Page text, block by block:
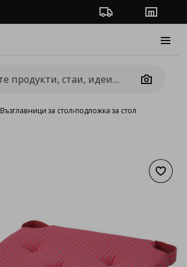
Проследяване на
Camera
Възглавници за стол›подложка за стол